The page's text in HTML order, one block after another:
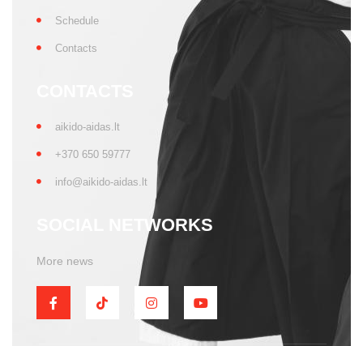
Schedule
Contacts
aikido-aidas.lt
+370 650 59777
info@aikido-aidas.lt
SOCIAL NETWORKS
More news